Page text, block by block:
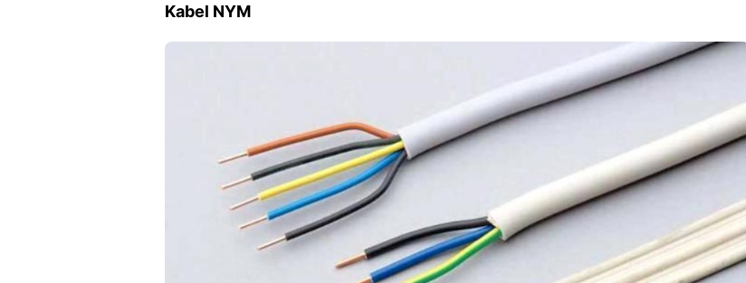
Kabel NYM